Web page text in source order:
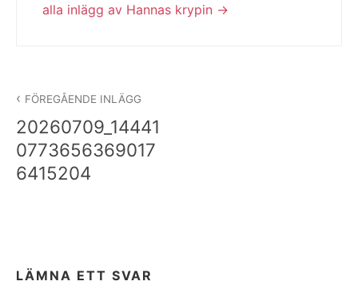
alla inlägg av Hannas krypin
FÖREGÅENDE INLÄGG
20260709_14441
0773656369017
6415204
LÄMNA ETT SVAR